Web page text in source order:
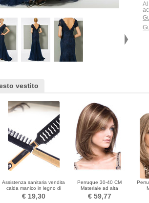
Al
vestito
Assistenza sanitaria vendita
calda manico in legno di
plastica di alta qualità
piccolo specchio
€ 19,30
Perruque 30-40 CM
Materiale ad alta
temperatura Breve corto
Adatto per le donne
€ 59,77